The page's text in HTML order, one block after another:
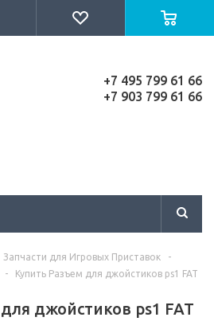
+7 495 799 61 66
+7 903 799 61 66
Запчасти для Игровых Приставок
-
- Купить Разъем для джойстиков ps1 FAT
джойстиков ps1 FAT